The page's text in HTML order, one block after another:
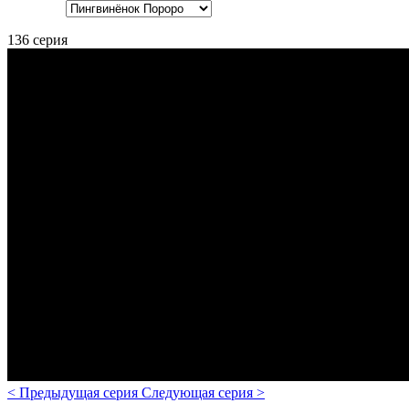
136 серия
< Предыдущая серия Следующая серия >